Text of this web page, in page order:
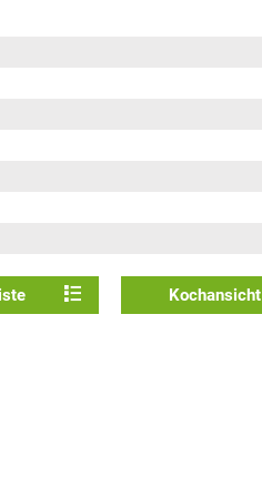
Kochansicht